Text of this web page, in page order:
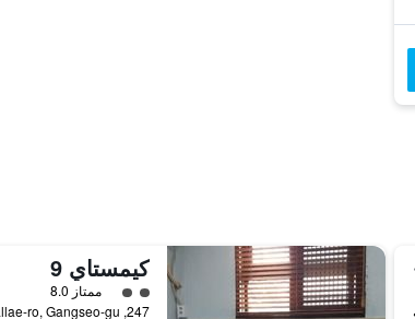
كيمستاي 9
تقييم فئة 2
ممتاز 8.0